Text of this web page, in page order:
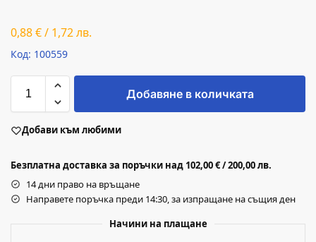
0,88€/ 1,72лв.
Код: 100559
Добавяне в количката
Добави към любими
Безплатна доставка за поръчки над 102,00 € / 200,00 лв.
14 дни право на връщане
Направете поръчка преди 14:30, за изпращане на същия ден
Начини на плащане